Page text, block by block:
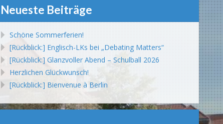
Neueste Beiträge
Schöne Sommerferien!
[Rückblick:] Englisch-LKs bei „Debating Matters“
[Rückblick:] Glanzvoller Abend – Schulball 2026
Herzlichen Glückwunsch!
[Rückblick:] Bienvenue à Berlin